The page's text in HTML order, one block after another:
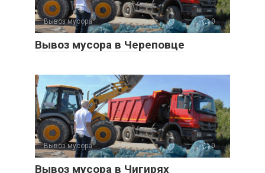
Вывоз мусора 0
Вывоз мусора в Череповце
Вывоз мусора 0
Вывоз мусора в Чигирях